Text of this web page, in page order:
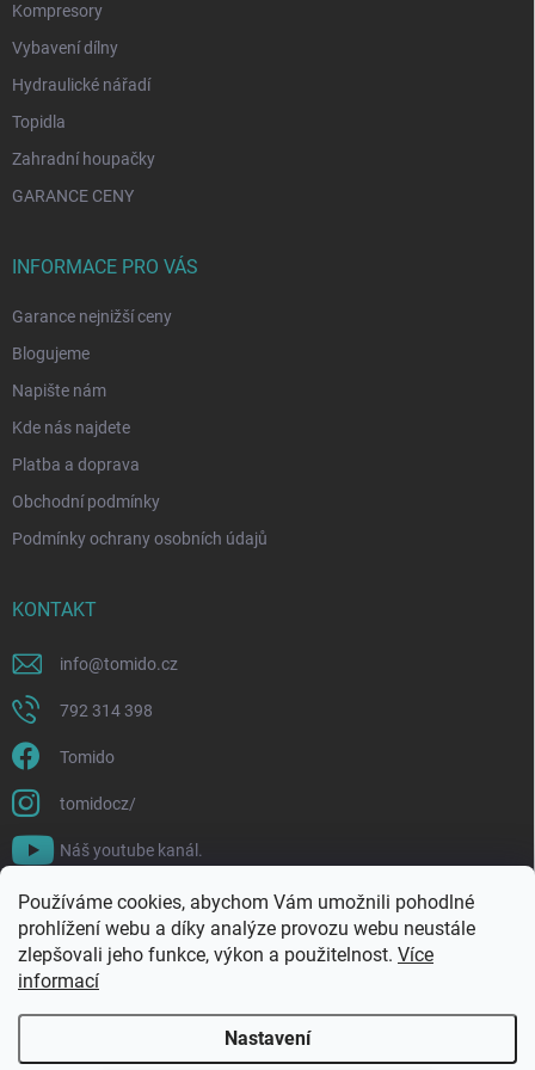
Používáme cookies, abychom Vám umožnili pohodlné
prohlížení webu a díky analýze provozu webu neustále
zlepšovali jeho funkce, výkon a použitelnost. Více
informací
Nastavení
Kompresory
Vybavení dílny
Hydraulické nářadí
Topidla
Zahradní houpačky
GARANCE CENY
INFORMACE PRO VÁS
Garance nejnižší ceny
Blogujeme
Napište nám
Kde nás najdete
Platba a doprava
Obchodní podmínky
Podmínky ochrany osobních údajů
KONTAKT
info@tomido.cz
792 314 398
Tomido
tomidocz/
Náš youtube kanál.